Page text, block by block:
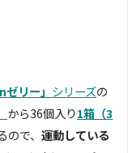
リー」 シリーズの
から36個入り1箱（3
ので、 運動している